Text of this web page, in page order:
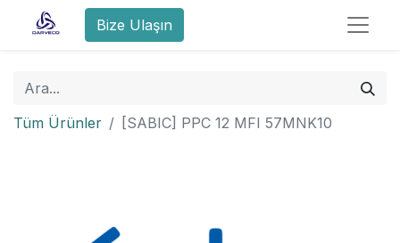
Bize Ulaşın
Tüm Ürünler [SABIC] PPC 12 MFI 57MNK10